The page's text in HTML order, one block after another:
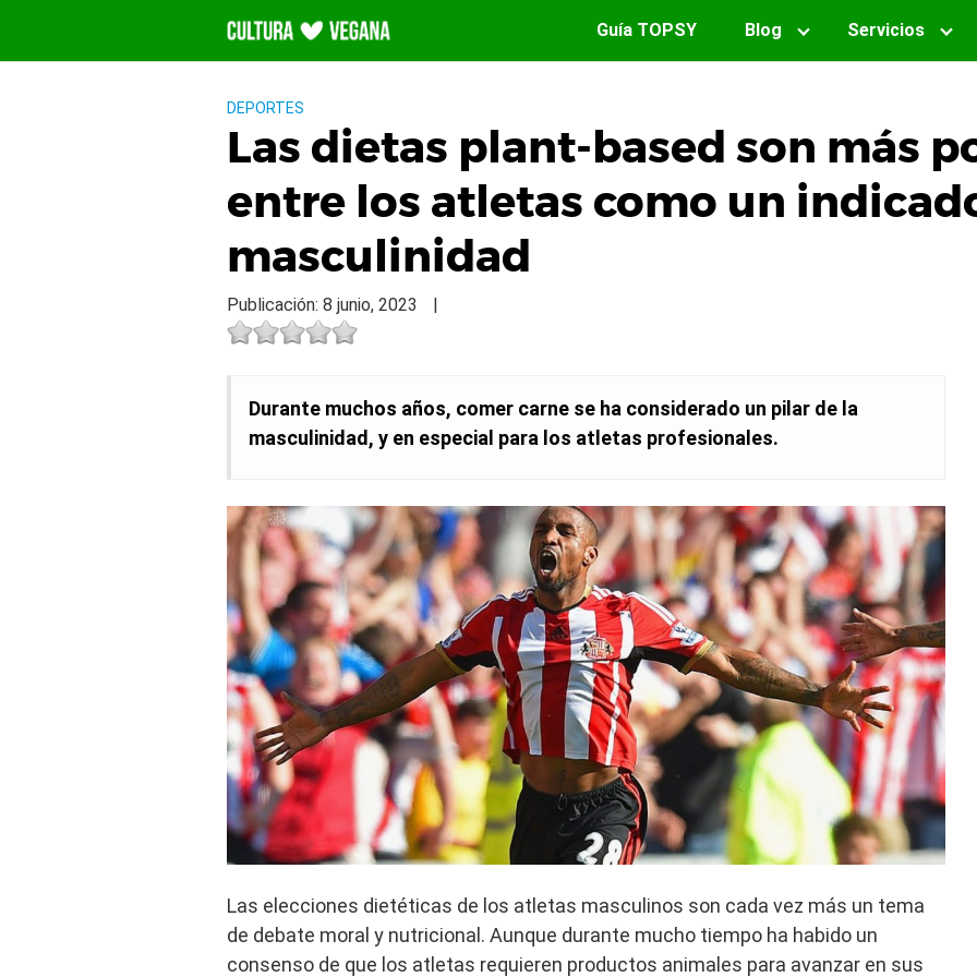
contenido
Guía TOPSY Blog Servicios
DEPORTES
Las dietas plant-based son más
entre los atletas como un
masculinidad
Publicación: 8 junio, 2023 |
Durante muchos años, comer carne se ha considerado un pilar de la
masculinidad, y en especial para los atletas profesionales.
Las elecciones dietéticas de los atletas masculinos son cada vez más un tema
de debate moral y nutricional. Aunque durante mucho tiempo ha habido un
consenso de que los atletas requieren productos animales para avanzar en sus